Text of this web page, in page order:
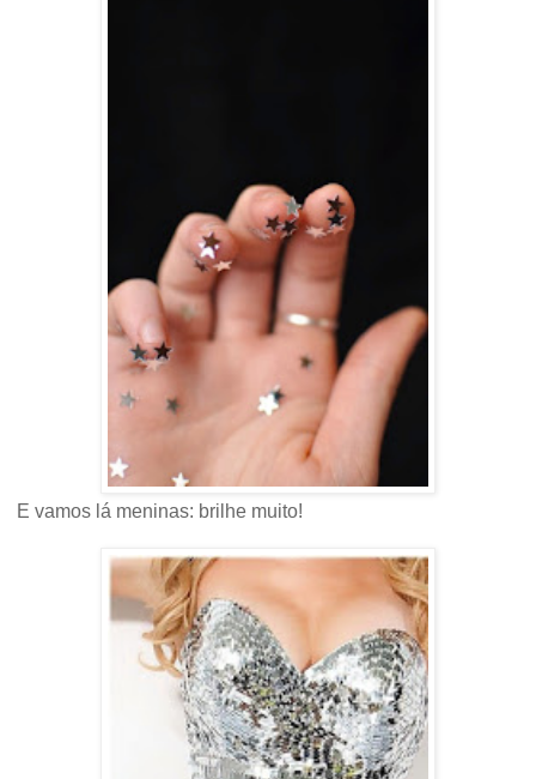
E vamos lá meninas: brilhe muito!